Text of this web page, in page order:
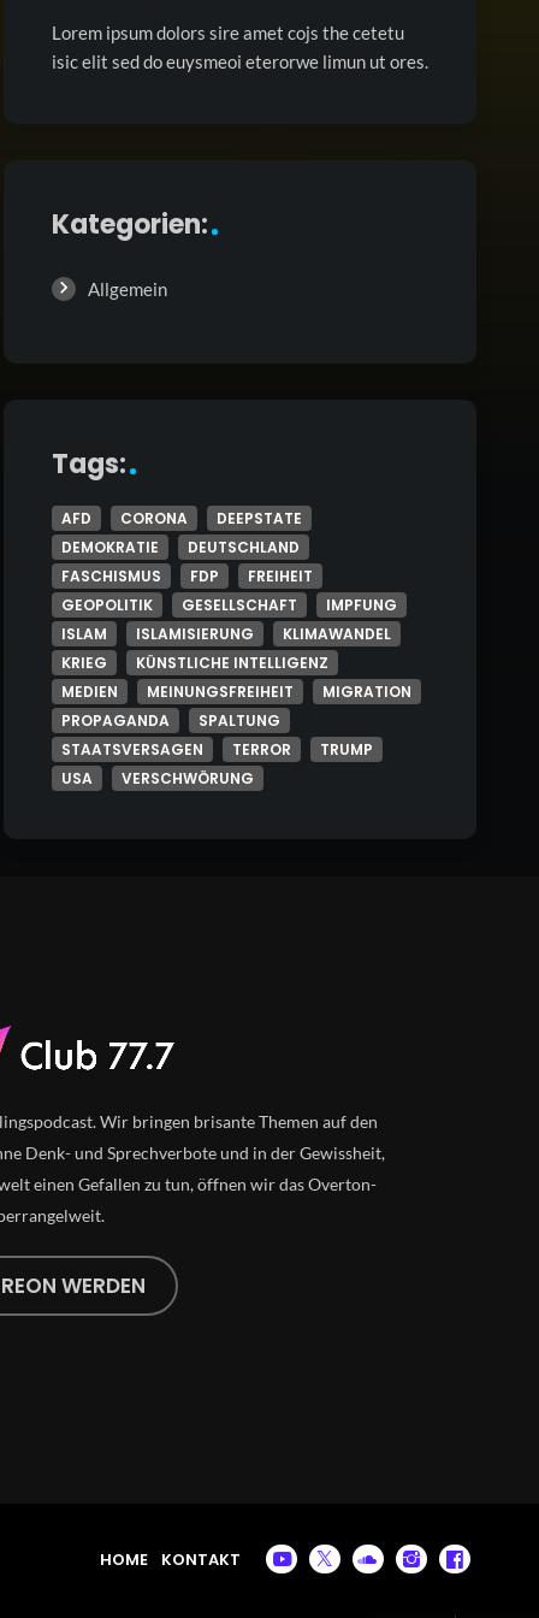
Lorem ipsum dolors sire amet cojs the cetetu
isic elit sed do euysmeoi eterorwe limun ut ores.
Kategorien:
Allgemein
Tags:
AFD CORONA
DEEPSTATE
DEMOKRATIE
DEUTSCHLAND
FASCHISMUS
FDP
FREIHEIT
GEOPOLITIK
GESELLSCHAFT
IMPFUNG
ISLAM
ISLAMISIERUNG
KLIMAWANDEL
KRIEG
KÜNSTLICHE INTELLIGENZ
MEDIEN
MEINUNGSFREIHEIT
MIGRATION
PROPAGANDA
SPALTUNG
STAATSVERSAGEN
TERROR
TRUMP
USA
VERSCHWÖRUNG
Wir bringen brisante Themen auf den
Denk- und Sprechverbote und in der Gewissheit,
einen Gefallen zu tun, öffnen wir das Overton-
WERDEN
HOME KONTAKT